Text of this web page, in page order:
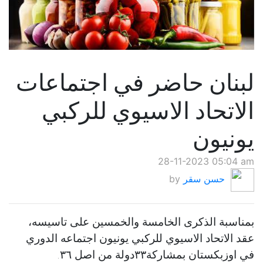
لبنان حاضر في اجتماعات
الاتحاد الاسيوي للركبي
يونيون
28-11-2023 05:04 am
by حسن سقر
بمناسبة الذكرى الخامسة والخمسين على تاسيسه،
عقد الاتحاد الاسيوي للركبي يونيون اجتماعه الدوري
في اوزبكستان بمشاركة٣٣دولة من اصل ٣٦.